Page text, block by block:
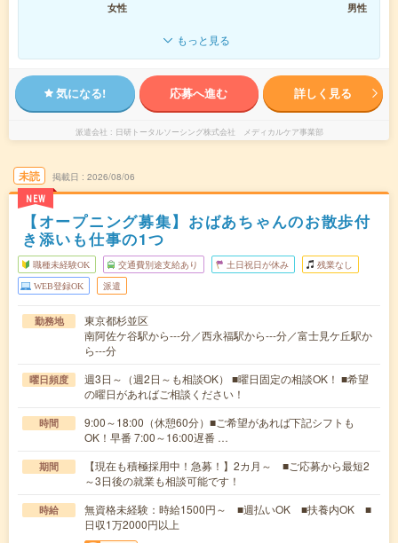
女性
男性
もっと見る
気になる! 応募へ進む 詳しく見る
派遣会社 日研トータルソーシング株式会社 メディカルケア事業部
未読
NEW
掲載日 2026/08/06
【オープニング募集】おばあちゃんのお散歩付
き添いも仕事の1つ
職種未経験OK 交通費別途支給あり 土日祝日が休み 残業なし
WEB登録OK 派遣
勤務地
東京都杉並区
南阿佐ケ谷駅から---分／西永福駅から---分／富士見ケ丘駅か
ら---分
曜日頻度
週3日～（週2日～も相談OK） ■曜日固定の相談OK！ ■希望
の曜日があればご相談ください！
時間
9:00～18:00（休憩60分）■ご希望があれば下記シフトも
OK！早番 7:00～16:00遅番 …
期間
【現在も積極採用中！急募！】2カ月～ ■ご応募から最短2
～3日後の就業も相談可能です！
時給
無資格未経験：時給1500円～ ■週払いOK ■扶養内OK ■
日収1万2000円以上